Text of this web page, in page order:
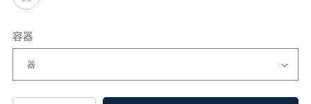
開
く
容器